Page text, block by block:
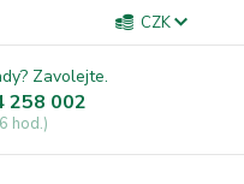
CZK
Zavolejte.
258 002
hod.)